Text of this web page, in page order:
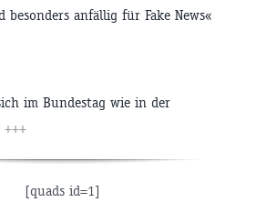
besonders anfällig für Fake News«
im Bundestag wie in der
+++
[quads id=1]